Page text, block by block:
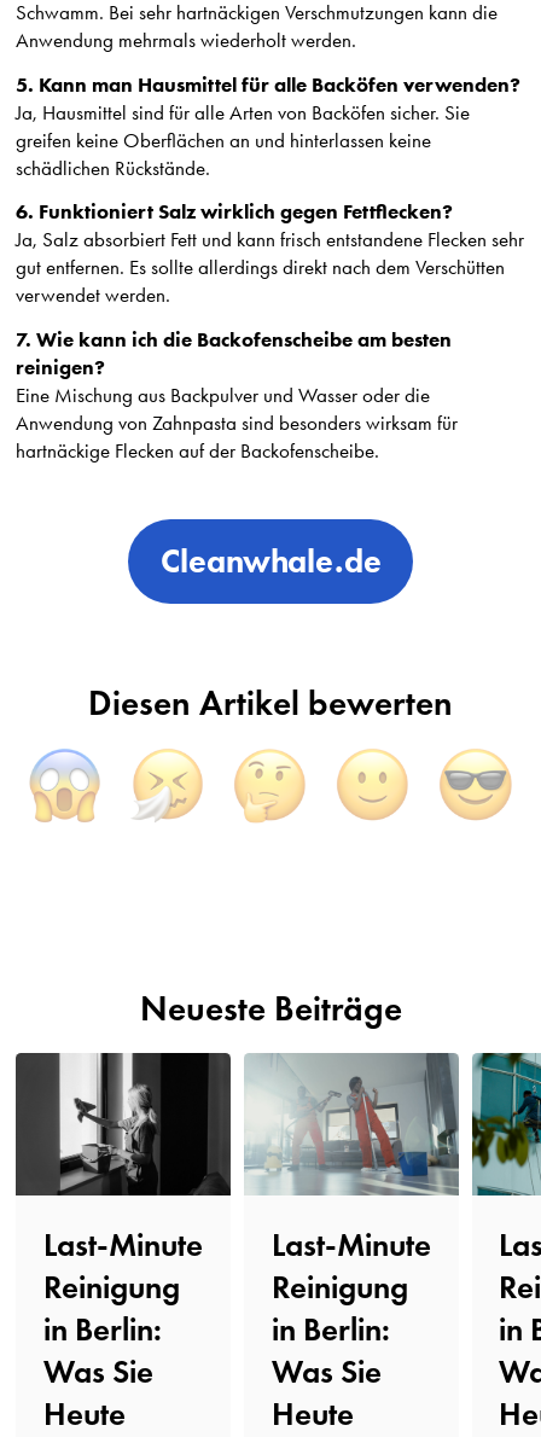
Schwamm. Bei sehr hartnäckigen Verschmutzungen kann die
Anwendung mehrmals wiederholt werden.
5. Kann man Hausmittel für alle Backöfen verwenden?
Ja, Hausmittel sind für alle Arten von Backöfen sicher. Sie
greifen keine Oberflächen an und hinterlassen keine
schädlichen Rückstände.
6. Funktioniert Salz wirklich gegen Fettflecken?
Ja, Salz absorbiert Fett und kann frisch entstandene Flecken sehr
gut entfernen. Es sollte allerdings direkt nach dem Verschütten
verwendet werden.
7. Wie kann ich die Backofenscheibe am besten
reinigen?
Eine Mischung aus Backpulver und Wasser oder die
Anwendung von Zahnpasta sind besonders wirksam für
hartnäckige Flecken auf der Backofenscheibe.
Cleanwhale.de
Diesen Artikel bewerten
Neueste Beiträge
Last-Minute
Reinigung
in Berlin:
Was Sie
Heute
Last-Minute
Reinigung
in Berlin:
Was Sie
Heute
in